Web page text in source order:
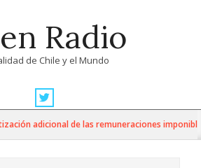
Radio
de Chile y el Mundo
adicional de las remuneraciones imponibles